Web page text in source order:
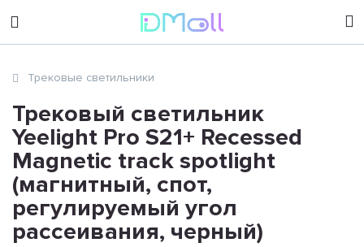
sales@dimoll.ru
Трековые светильники
Трековый светильник
Yeelight Pro S21+ Recessed
Magnetic track spotlight
(магнитный, спот,
регулируемый угол
рассеивания, черный)